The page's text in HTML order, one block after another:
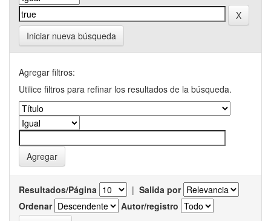
Iniciar nueva búsqueda
Agregar filtros:
Utilice filtros para refinar los resultados de la búsqueda.
Resultados/Página | Salida por
Ordenar
Autor/registro